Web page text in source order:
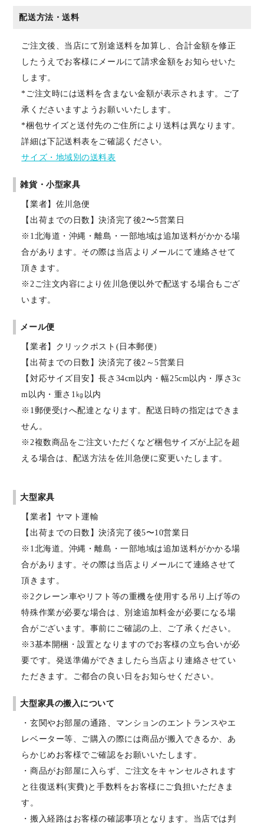
配送方法・送料
ご注文後、当店にて別途送料を加算し、合計金額を修正
したうえでお客様にメールにて請求金額をお知らせいた
します。
*ご注文時には送料を含まない金額が表示されます。ご了
承くださいますようお願いいたします。
*梱包サイズと送付先のご住所により送料は異なります。
詳細は下記送料表をご確認ください。
サイズ・地域別の送料表
雑貨・小型家具
【業者】佐川急便
【出荷までの日数】決済完了後2〜5営業日
※1北海道・沖縄・離島・一部地域は追加送料がかかる場
合があります。その際は当店よりメールにて連絡させて
頂きます。
※2ご注文内容により佐川急便以外で配送する場合もござ
います。
メール便
【業者】クリックポスト(日本郵便）
【出荷までの日数】決済完了後2～5営業日
【対応サイズ目安】長さ34cm以内・幅25cm以内・厚さ3c
m以内・重さ1㎏以内
※1郵便受けへ配達となります。配送日時の指定はできま
せん。
※2複数商品をご注文いただくなど梱包サイズが上記を超
える場合は、配送方法を佐川急便に変更いたします。
大型家具
【業者】ヤマト運輸
【出荷までの日数】決済完了後5〜10営業日
※1北海道。沖縄・離島・一部地域は追加送料がかかる場
合があります。その際は当店よりメールにて連絡させて
頂きます。
※2クレーン車やリフト等の重機を使用する吊り上げ等の
特殊作業が必要な場合は、別途追加料金が必要になる場
合がございます。事前にご確認の上、ご了承ください。
※3基本開梱・設置となりますのでお客様の立ち合いが必
要です。発送準備ができましたら当店より連絡させてい
ただきます。ご都合の良い日をお知らせください。
大型家具の搬入について
・玄関やお部屋の通路、マンションのエントランスやエ
レベーター等、ご購入の際には商品が搬入できるか、あ
らかじめお客様でご確認をお願いいたします。
・商品がお部屋に入らず、ご注文をキャンセルされます
と往復送料(実費)と手数料をお客様にご負担いただきま
す。
・搬入経路はお客様の確認事項となります。当店では判